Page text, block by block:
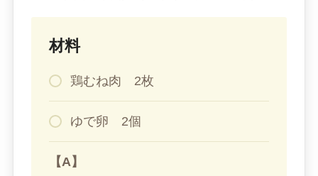
材料
鶏むね肉 2枚
ゆで卵 2個
【A】